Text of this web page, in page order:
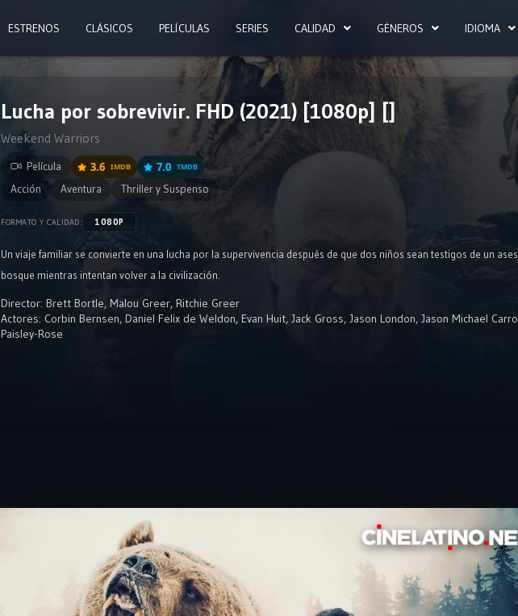
ESTRENOS CLÁSICOS PELÍCULAS SERIES CALIDAD GÉNEROS IDIOMA
Lucha por sobrevivir. FHD (2021) [1080p] []
Weekend Warriors
Película 3.6 IMDB 7.0 TMDB
Acción Aventura Thriller y Suspenso
FORMATO Y CALIDAD: 1080P
Un viaje familiar se convierte en una lucha por la supervivencia después de que dos niños sean testigos de un
bosque mientras intentan volver a la civilización.
Director: Brett Bortle, Malou Greer, Ritchie Greer
Actores: Corbin Bernsen, Daniel Felix de Weldon, Evan Huit, Jack Gross, Jason London, Jason Michael
Paisley-Rose